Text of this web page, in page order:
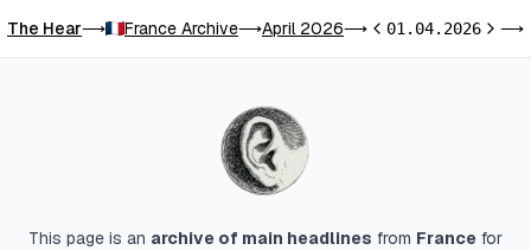
The Hear⟶ France Archive⟶April 2026⟶Previous day
01.04.2026Next⟶
This page is an archive of main headlines from France for